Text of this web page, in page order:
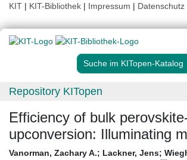
KIT | KIT-Bibliothek | Impressum | Datenschutz
Suche im KITopen-Katalog
Repository KITopen
Efficiency of bulk
upconversion: Illuminating
Vanorman, Zachary A.; Lackner, Jens;